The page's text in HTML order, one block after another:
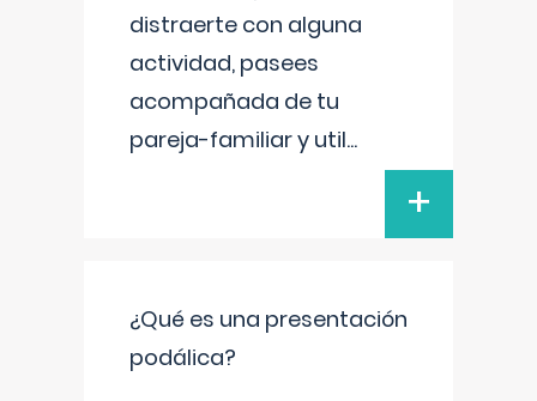
distraerte con alguna
actividad, pasees
acompañada de tu
pareja-familiar y util...
+
¿Qué es una presentación
podálica?